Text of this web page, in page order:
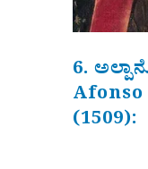
6.
(1509):